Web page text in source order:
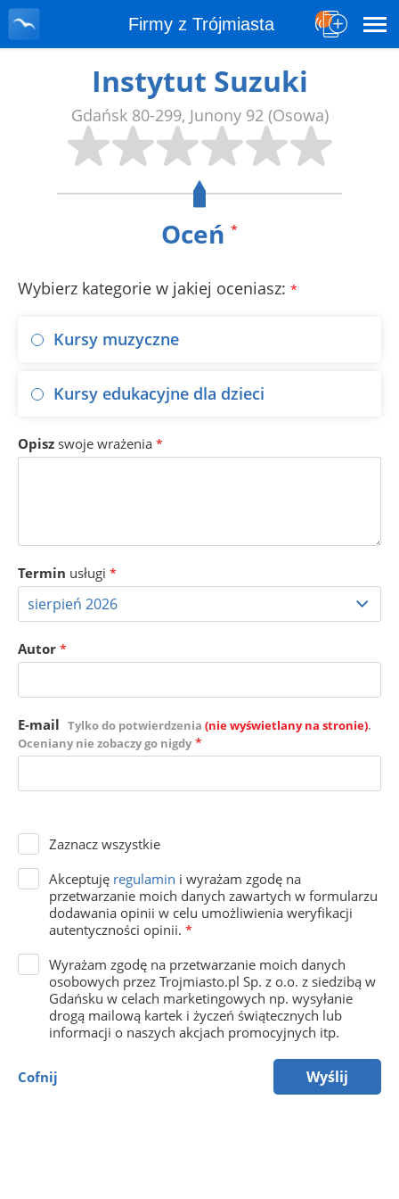
Firmy z Trójmiasta
Instytut Suzuki
Gdańsk 80-299, Junony 92 (Osowa)
Oceń *
Wybierz kategorie w jakiej oceniasz: *
Kursy muzyczne
Kursy edukacyjne dla dzieci
Opisz swoje wrażenia *
Termin usługi *
Autor *
E-mail Tylko do potwierdzenia (nie wyświetlany na stronie).
Oceniany nie zobaczy go nigdy *
Zaznacz wszystkie
Akceptuję regulamin i wyrażam zgodę na
przetwarzanie moich danych zawartych w formularzu
dodawania opinii w celu umożliwienia weryfikacji
autentyczności opinii. *
Wyrażam zgodę na przetwarzanie moich danych
osobowych przez Trojmiasto.pl Sp. z o.o. z siedzibą w
Gdańsku w celach marketingowych np. wysyłanie
drogą mailową kartek i życzeń świątecznych lub
informacji o naszych akcjach promocyjnych itp.
Cofnij Wyślij